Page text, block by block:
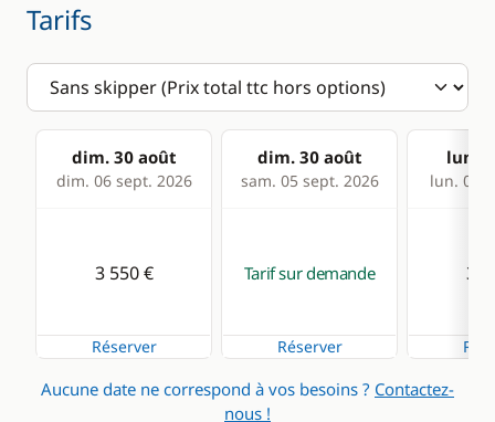
Cuisine
Cuisinière
Machine à café
Réfrigérateur
éléctrique
Dessalinisateur
Tarifs
dim. 30 août
dim. 06 sept. 2026
dim. 30 août
sam. 05 sept. 2026
lun.
lun. 07
3 550 €
Réserver
Tarif sur demande
Réserver
3
Aucune date ne correspond à vos besoins ? Contactez-
nous !